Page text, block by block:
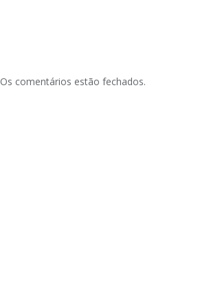
Os comentários estão fechados.